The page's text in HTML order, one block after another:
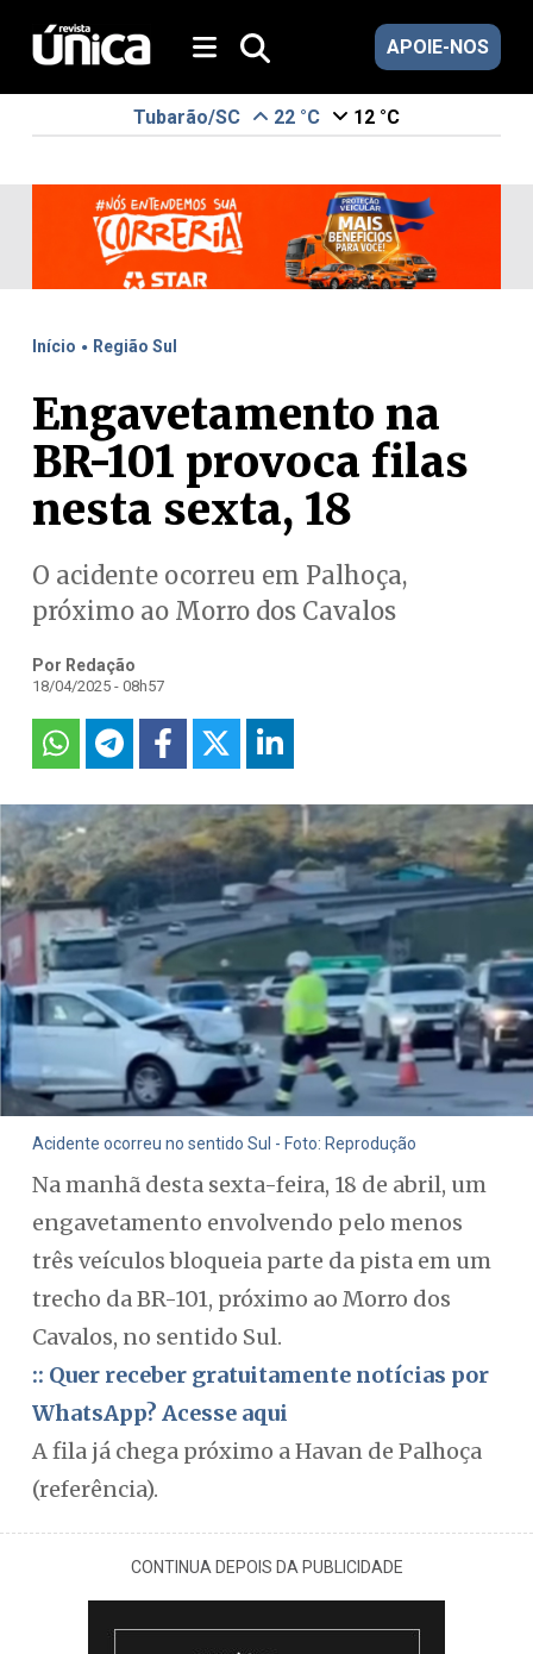
APOIE-NOS
Tubarão/SC 22 °C 12 °C
Início . Região Sul
Engavetamento na
BR-101 provoca filas
nesta sexta, 18
O acidente ocorreu em Palhoça,
próximo ao Morro dos Cavalos
Por Redação
18/04/2025 - 08h57
Acidente ocorreu no sentido Sul - Foto: Reprodução
Na manhã desta sexta-feira, 18 de abril, um
engavetamento envolvendo pelo menos
três veículos bloqueia parte da pista em um
trecho da BR-101, próximo ao Morro dos
Cavalos, no sentido Sul.
:: Quer receber gratuitamente notícias por
WhatsApp? Acesse aqui
A fila já chega próximo a Havan de Palhoça
(referência).
CONTINUA DEPOIS DA PUBLICIDADE